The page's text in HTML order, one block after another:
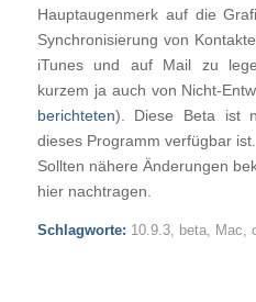
Hauptaugenmerk auf die
Synchronisierung von
iTunes und auf Mail zu
kurzem ja auch von Nicht-
berichteten). Diese Beta ist
dieses Programm verfügbar ist.
Sollten nähere Änderungen
hier nachtragen.
Schlagworte: 10.9.3, beta, Mac,